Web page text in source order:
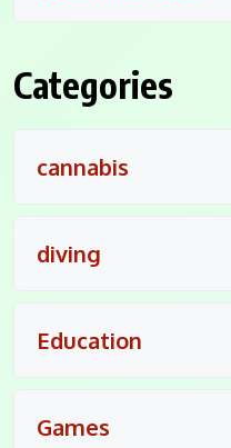
Categories
cannabis
diving
Education
Games